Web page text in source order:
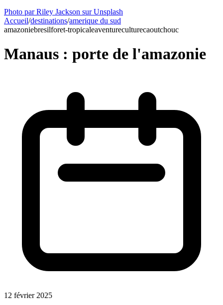
Photo par Riley Jackson sur Unsplash
Accueil/destinations/amerique du sud
amazoniebresilforet-tropicaleaventureculturecaoutchouc
Manaus : porte de l'amazonie
12 février 2025